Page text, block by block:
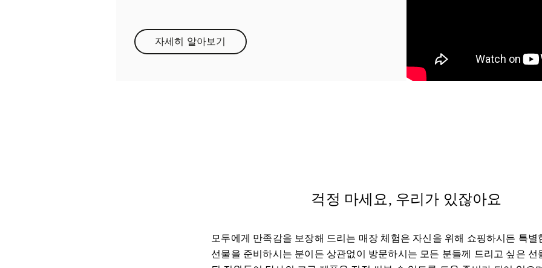
자세히 알아보기Link Opens in New Tab
걱정 마세요, 우리가 있잖아요
모두에게 만족감을 보장해 드리는 매장 체험은 자신을 위해 쇼핑하시든 특별
선물을 준비하시는 분이든 상관없이 방문하시는 모든 분들께 드리고 싶은 선